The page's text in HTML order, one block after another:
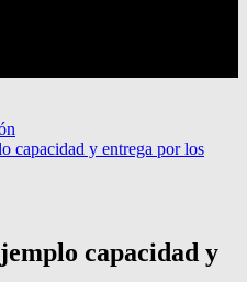
capacidad y entrega por los
capacidad y